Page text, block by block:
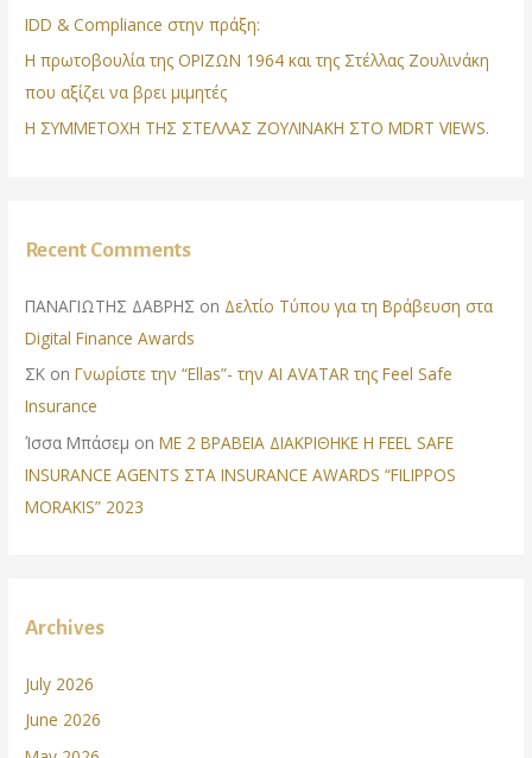
IDD & Compliance στην πράξη:
Η πρωτοβουλία της ΟΡΙΖΩΝ 1964 και της Στέλλας Ζουλινάκη
που αξίζει να βρει μιμητές
Η ΣΥΜΜΕΤΟΧΗ ΤΗΣ ΣΤΕΛΛΑΣ ΖΟΥΛΙΝΑΚΗ ΣΤΟ MDRT VIEWS.
Recent Comments
ΠΑΝΑΓΙΩΤΗΣ ΔΑΒΡΗΣ on Δελτίο Τύπου για τη Βράβευση στα
Digital Finance Awards
ΣΚ onΓνωρίστε την “Ellas”- την AI AVATAR της Feel Safe
Insurance
Ίσσα Μπάσεμ onΜΕ 2 ΒΡΑΒΕΙΑ ΔΙΑΚΡΙΘΗΚΕ Η FEEL SAFE
INSURANCE AGENTS ΣΤΑ INSURANCE AWARDS “FILIPPOS
MORAKIS” 2023
Archives
July 2026
June 2026